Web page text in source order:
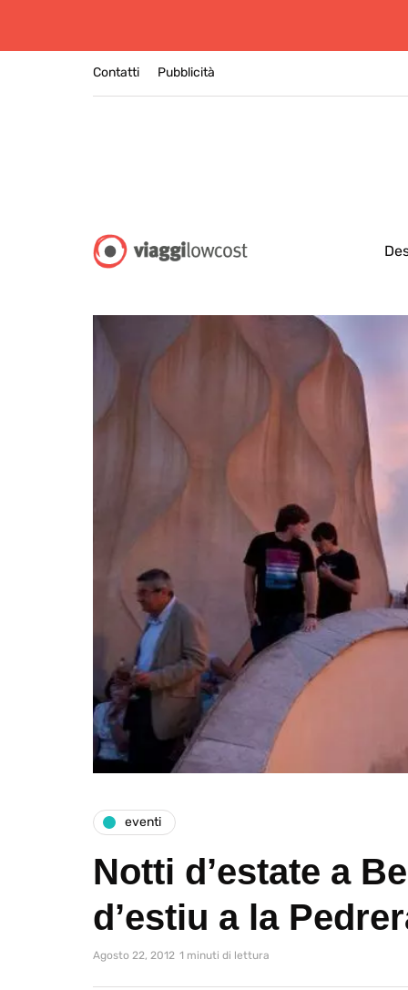
Contatti Pubblicità
eventi
Notti d’estate a
d’estiu a la
Agosto 22, 2012 1 minuti di lettura